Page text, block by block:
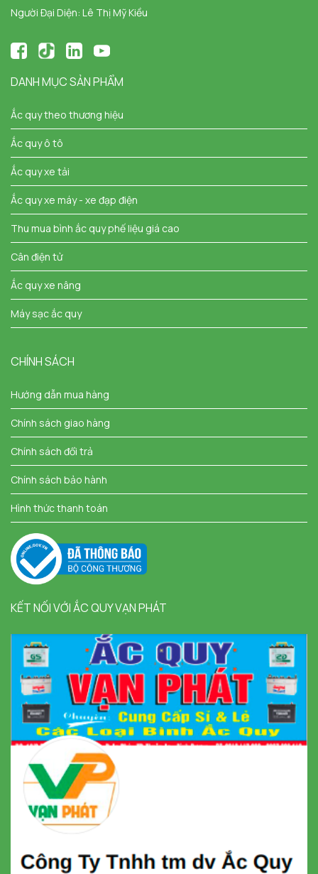
Người Đại Diện: Lê Thị Mỹ Kiều
DANH MỤC SẢN PHẨM
Ắc quy theo thương hiệu
Ắc quy ô tô
Ắc quy xe tải
Ắc quy xe máy - xe đạp điện
Thu mua bình ắc quy phế liệu giá cao
Cân điện tử
Ắc quy xe nâng
Máy sạc ắc quy
CHÍNH SÁCH
Hướng dẫn mua hàng
Chính sách giao hàng
Chính sách đổi trả
Chính sách bảo hành
Hình thức thanh toán
KẾT NỐI VỚI ẮC QUY VẠN PHÁT